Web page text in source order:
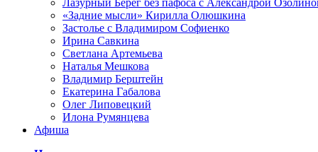
«Задние мысли» Кирилла Олюшкина
Застолье с Владимиром Софиенко
Ирина Савкина
Светлана Артемьева
Наталья Мешкова
Владимир Берштейн
Екатерина Габалова
Олег Липовецкий
Илона Румянцева
Афиша